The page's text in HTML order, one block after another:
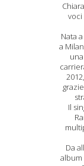
Nata
a
Il
Da